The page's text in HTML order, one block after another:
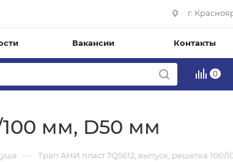
г.
Вакансии Контакты
0
100 мм, D50 мм
— Трап АНИ пласт TQ5612, выпуск, решетка 100/